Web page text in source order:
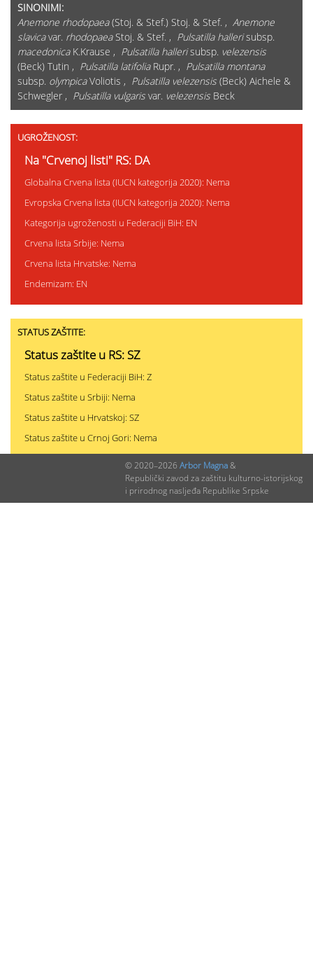
SINONIMI:
Anemone rhodopaea(Stoj. & Stef.) Stoj. & Stef. , Anemone
slavicavar. rhodopaeaStoj. & Stef. , Pulsatilla hallerisubsp.
macedonicaK.Krause , Pulsatilla hallerisubsp. velezensis
(Beck) Tutin , Pulsatilla latifoliaRupr. , Pulsatilla montana
subsp. olympicaVoliotis , Pulsatilla velezensis (Beck) Aichele &
Schwegler , Pulsatilla vulgaris var. velezensis Beck
UGROŽENOST:
Na "Crvenoj listi" RS: DA
Globalna Crvena lista (IUCN kategorija 2020): Nema
Evropska Crvena lista (IUCN kategorija 2020): Nema
Kategorija ugroženosti u Federaciji BiH: EN
Crvena lista Srbije: Nema
Crvena lista Hrvatske: Nema
Endemizam: EN
STATUS ZAŠTITE:
Status zaštite u RS: SZ
Status zaštite u Federaciji BiH: Z
Status zaštite u Srbiji: Nema
Status zaštite u Hrvatskoj: SZ
Status zaštite u Crnoj Gori: Nema
PODACI O NALAZIMA (ukupno 0)
© 2020–2026 Arbor Magna&
Republički zavod za zaštitu kulturno-istorijskog
i prirodnog nasljeđa Republike Srpske